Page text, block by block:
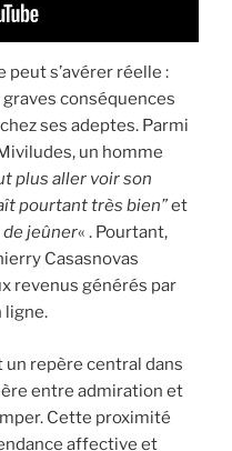
peut s’avérer réelle :
conséquences
ses adeptes. Parmi
un homme
plus aller voir son
pourtant très bien”et
de jeûner« . Pourtant,
Casasnovas
revenus générés par
ligne.
un repère central dans
entre admiration et
Cette proximité
affective et